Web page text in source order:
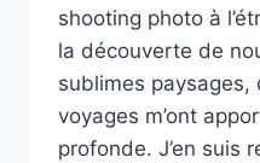
shooting photo à
la découverte de
sublimes paysages,
voyages m’ont
profonde. J’en suis